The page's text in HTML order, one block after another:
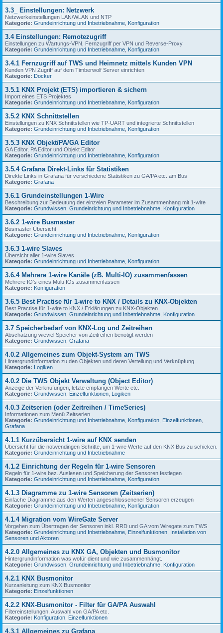
3.3_ Einstellungen: Netzwerk
Netzwerkeinstellungen LAN/WLAN und NTP
Kategorie: Grundeinrichtung und Inbetriebnahme Konfiguration
3.4 Einstellungen: Remotezugriff
Einstellungen zu Wartungs-VPN, Fernzugriff per VPN und Reverse-Proxy
Kategorie: Grundeinrichtung und Inbetriebnahme Konfiguration
3.4.1 Fernzugriff auf TWS und Heimnetz mittels Kunden VPN
Kunden VPN Zugriff auf dem Timberwolf Server einrichten
Kategorie: Docker
3.5.1 KNX Projekt (ETS) importieren & sichern
Import eines ETS Projektes
Kategorie: Grundeinrichtung und Inbetriebnahme Konfiguration
3.5.2 KNX Schnittstellen
Einstellungen zu KNX Schnittstellen wie TP-UART und integrierte Schnittstellen
Kategorie: Grundeinrichtung und Inbetriebnahme Konfiguration
3.5.3 KNX Objekt/PA/GA Editor
GA Editor, PA Editor und Objekt Editor
Kategorie: Grundeinrichtung und Inbetriebnahme Konfiguration
3.5.4 Grafana Direkt-Links für Statistiken
Direkte Links in Grafana für verschiedene Statistiken zu GA/PA etc. am Bus
Kategorie: Grafana
3.6.1 Grundeinstellungen 1-Wire
Beschreibung zur Bedeutung der einzelen Parameter im Zusammenhang mit 1-wire
Kategorie: Grundwissen Grundeinrichtung und Inbetriebnahme Konfiguration
3.6.2 1-wire Busmaster
Busmaster Übersicht
Kategorie: Grundeinrichtung und Inbetriebnahme Konfiguration
3.6.3 1-wire Slaves
Übersicht aller 1-wire Slaves
Kategorie: Grundeinrichtung und Inbetriebnahme Konfiguration
3.6.4 Mehrere 1-wire Kanäle (zB. Multi-IO) zusammenfassen
Mehrere IO's eines Multi-IOs zusammenfassen
Kategorie: Konfiguration
3.6.5 Best Practise für 1-wire to KNX / Details zu KNX-Objekten
Best Practise für 1-wire to KNX / Erklärungen zu KNX-Objekten
Kategorie: Grundwissen Grundeinrichtung und Inbetriebnahme Konfiguration
3.7 Speicherbedarf von KNX-Log und Zeitreihen
Abschätzung wieviel Speicher von Zeitreihen benötigt werden
Kategorie: Grundwissen Grafana
4.0.2 Allgemeines zum Objekt-System am TWS
Hintergrundinformation zu den Objekten und deren Verteilung und Verknüpfung
Kategorie: Logiken
4.0.2 Die TWS Objekt Verwaltung (Object Editor)
Anzeige der Verknüfungen, letzte empfangen Werte etc.
Kategorie: Grundwissen Einzelfunktionen Logiken
4.0.3 Zeitserien (oder Zeitreihen / TimeSeries)
Informationen zum Menü Zeitserien
Kategorie: Grundeinrichtung und Inbetriebnahme Konfiguration Einzelfunktionen
Grafana
4.1.1 Kurzübersicht 1-wire auf KNX senden
Übersicht für die notwendingen Schritte, um 1-wire Werte auf den KNX Bus zu schicken.
Kategorie: Grundeinrichtung und Inbetriebnahme
4.1.2 Einrichtung der Regeln für 1-wire Sensoren
Regeln für 1-wire bez. Auslesen und Speicherung der Sensoren festlegen
Kategorie: Grundeinrichtung und Inbetriebnahme Konfiguration
4.1.3 Diagramme zu 1-wire Sensoren (Zeitserien)
Einfache Diagramme aus den Werten angeschlossenener Sensoren erzeugen
Kategorie: Grundeinrichtung und Inbetriebnahme Konfiguration
4.1.4 Migration vom WireGate Server
Vorgehen zum Übertragen der Sensoren inkl. RRD und GA vom Wiregate zum TWS
Kategorie: Grundeinrichtung und Inbetriebnahme Einzelfunktionen Installation von
Sensoren und Aktoren
4.2.0 Allgemeines zu KNX GA, Objekten und Busmonitor
Hintergrundinformation was wofür dient und wie zusammenhängt.
Kategorie: Grundwissen Grundeinrichtung und Inbetriebnahme Konfiguration
4.2.1 KNX Busmonitor
Kurzanleitung zum KNX Busmonitor
Kategorie: Einzelfunktionen
4.2.2 KNX-Busmonitor - Filter für GA/PA Auswahl
Filtereinstellungen, Auswahl von GA/PA etc.
Kategorie: Konfiguration Einzelfunktionen
4.3.1 Allgemeines zu Grafana